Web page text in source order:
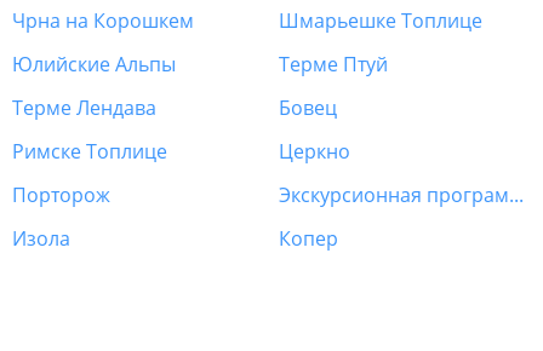
Чрна на Корошкем
Шмарьешке Топлице
Юлийские Альпы
Терме Птуй
Терме Лендава
Бовец
Римске Топлице
Церкно
Порторож
Экскурсионная программа Словения
Изола
Копер